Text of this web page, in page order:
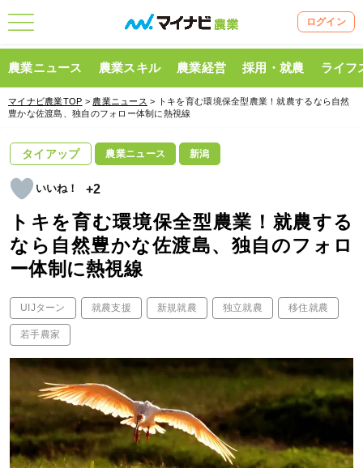
ログイン
農業ニュース 農業スキル 農業経営 採用・就農 ライフ
マイナビ農業TOP > 農業ニュース > トキを育む環境保全型農業！就農するなら自然
豊かな佐渡島、独自のフォロー体制に熱視線
タイアップ 農業ニュース 新潟
+2
トキを育む環境保全型農業！就農する
なら自然豊かな佐渡島、独自のフォロ
ー体制に熱視線
UIJターン 就農支援 新規就農 独立就農 移住就農
若手農家